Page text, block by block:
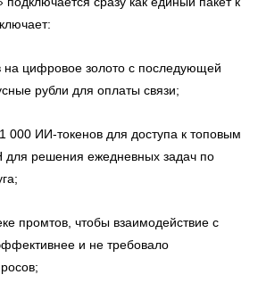
на цифровое золото с последующей
рубли для оплаты связи;
000 ИИ-токенов для доступа к топовым
для решения ежедневных задач по
промтов, чтобы взаимодействие с
и не требовало